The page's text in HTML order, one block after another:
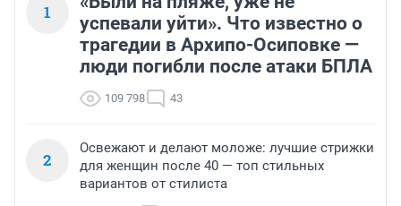
1
успевали уйти». Что известно о
трагедии в Архипо-Осиповке —
люди погибли после атаки БПЛА
109 798 43
2
Освежают и делают моложе: лучшие стрижки
для женщин после 40 — топ стильных
вариантов от стилиста